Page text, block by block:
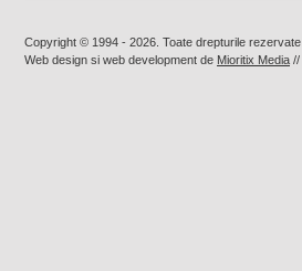
Copyright © 1994 - 2026. Toate drepturile rezervate
Web design si web development de Mioritix Media //